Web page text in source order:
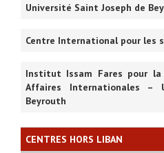
Université Saint Joseph de
Centre International pour les
Institut Issam Fares pour
Affaires Internationales –
Beyrouth
CENTRES HORS LIBAN